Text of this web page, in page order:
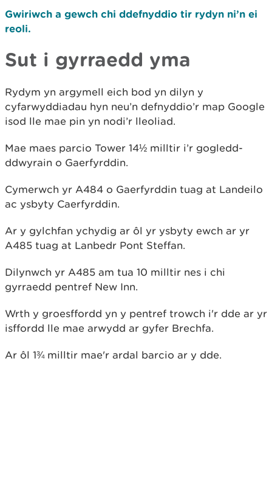
Gwiriwch a gewch chi ddefnyddio tir rydyn ni’n ei
reoli.
Sut i gyrraedd yma
Rydym yn argymell eich bod yn dilyn y
cyfarwyddiadau hyn neu’n defnyddio’r map Google
isod lle mae pin yn nodi’r lleoliad.
Mae maes parcio Tower 14½ milltir i’r gogledd-
ddwyrain o Gaerfyrddin.
Cymerwch yr A484 o Gaerfyrddin tuag at Landeilo
ac ysbyty Caerfyrddin.
Ar y gylchfan ychydig ar ôl yr ysbyty ewch ar yr
A485 tuag at Lanbedr Pont Steffan.
Dilynwch yr A485 am tua 10 milltir nes i chi
gyrraedd pentref New Inn.
Wrth y groesffordd yn y pentref trowch i'r dde ar yr
isffordd lle mae arwydd ar gyfer Brechfa.
Ar ôl 1¾ milltir mae'r ardal barcio ar y dde.